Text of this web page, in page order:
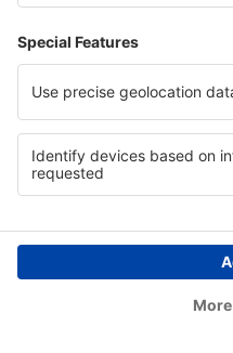
Predmet
Detonatori, osigurači